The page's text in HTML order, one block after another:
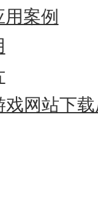
案例
戏网站下